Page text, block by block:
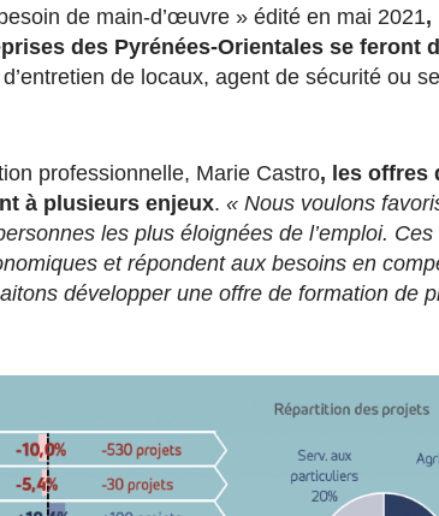
de main-d’œuvre » édité en mai 2021,
des Pyrénées-Orientales se feront
de locaux, agent de sécurité ou
professionnelle, Marie Castro, les offres
à plusieurs enjeux. « Nous voulons
les plus éloignées de l’emploi.
et répondent aux besoins en
développer une offre de formation de